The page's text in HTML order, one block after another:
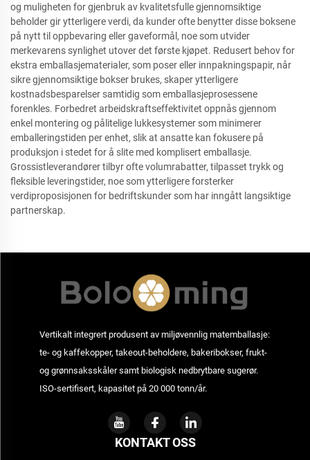
og muligheten for gjenbruk av kvalitetsfulle gjennomsiktige
beholder gir ytterligere verdi, da kunder ofte benytter disse boksene
på nytt til oppbevaring eller gaveformål, noe som utvider
merkevarens synlighet utover det første kjøpet. Redusert behov for
ekstra emballasjematerialer, som poser eller innpakningspapir, når
sikre gjennomsiktige bokser brukes, skaper ytterligere
kostnadsbesparelser samtidig som emballasjeprosessene
forenkles. Forbedret arbeidskraftseffektivitet oppnås gjennom
enkel montering og pålitelige lukkesystemer som minimerer
emballeringstiden per enhet, slik at ansatte kan fokusere på
produksjon i stedet for å slite med komplisert emballasje.
Grossistleverandører tilbyr ofte volumrabatter, tilpasset trykk og
fleksible leveringstider, noe som ytterligere forsterker
verdiproposisjonen for bedriftskunder som har inngått langsiktige
partnerskap.
Vertikalt integrert produsent av miljøvennlig matemballasje:
te- og kaffekopper, takeout-beholdere, bakeribokser, frukt-
og grønnsaksskåler samt biologisk nedbrytbare sugerør.
ISO-sertifisert, kapasitet på 20 000 tonn/år.
KONTAKT OSS